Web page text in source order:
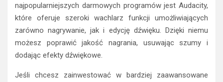
najpopularniejszych darmowych programów jest Audacity,
które oferuje szeroki wachlarz funkcji umożliwiających
zarówno nagrywanie, jak i edycję dźwięku. Dzięki niemu
możesz poprawić jakość nagrania, usuwając szumy i
dodając efekty dźwiękowe.
Jeśli chcesz zainwestować w bardziej zaawansowane